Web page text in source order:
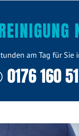
am Tag für Sie
160